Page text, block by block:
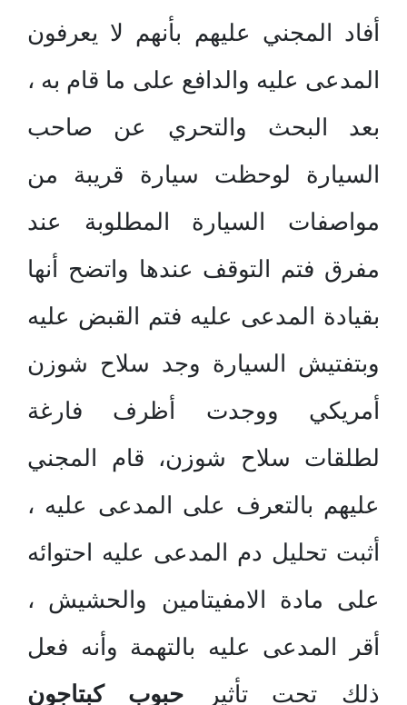
أفاد المجني عليهم بأنهم لا يعرفون
المدعى عليه والدافع على ما قام به ،
بعد البحث والتحري عن صاحب
السيارة لوحظت سيارة قريبة من
مواصفات السيارة المطلوبة عند
مفرق فتم التوقف عندها واتضح أنها
بقيادة المدعى عليه فتم القبض عليه
وبتفتيش السيارة وجد سلاح شوزن
أمريكي ووجدت أظرف فارغة
لطلقات سلاح شوزن، قام المجني
عليهم بالتعرف على المدعى عليه ،
أثبت تحليل دم المدعى عليه احتوائه
على مادة الامفيتامين والحشيش ،
أقر المدعى عليه بالتهمة وأنه فعل
ذلك تحت تأثيرحبوب كبتاجون